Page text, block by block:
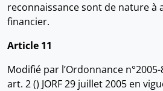
reconnaissance sont de nature à
financier.
Article 11
Modifié par l’Ordonnance
art. 2 () JORF 29 juillet 2005 en